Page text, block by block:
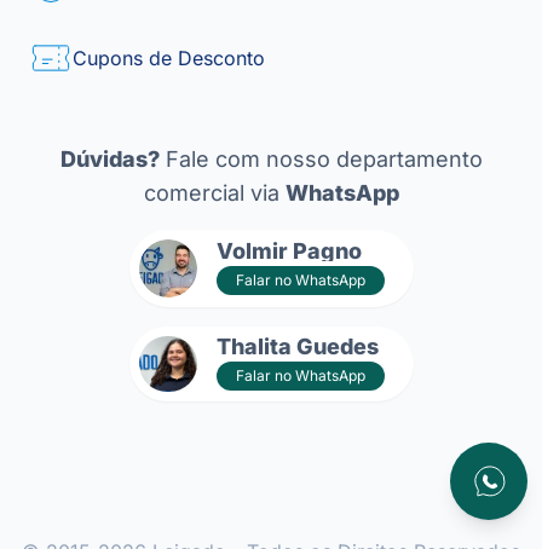
Cupons de Desconto
Dúvidas?Fale com nosso departamento
comercial via WhatsApp
Volmir Pagno
Falar no WhatsApp
Thalita Guedes
Falar no WhatsApp